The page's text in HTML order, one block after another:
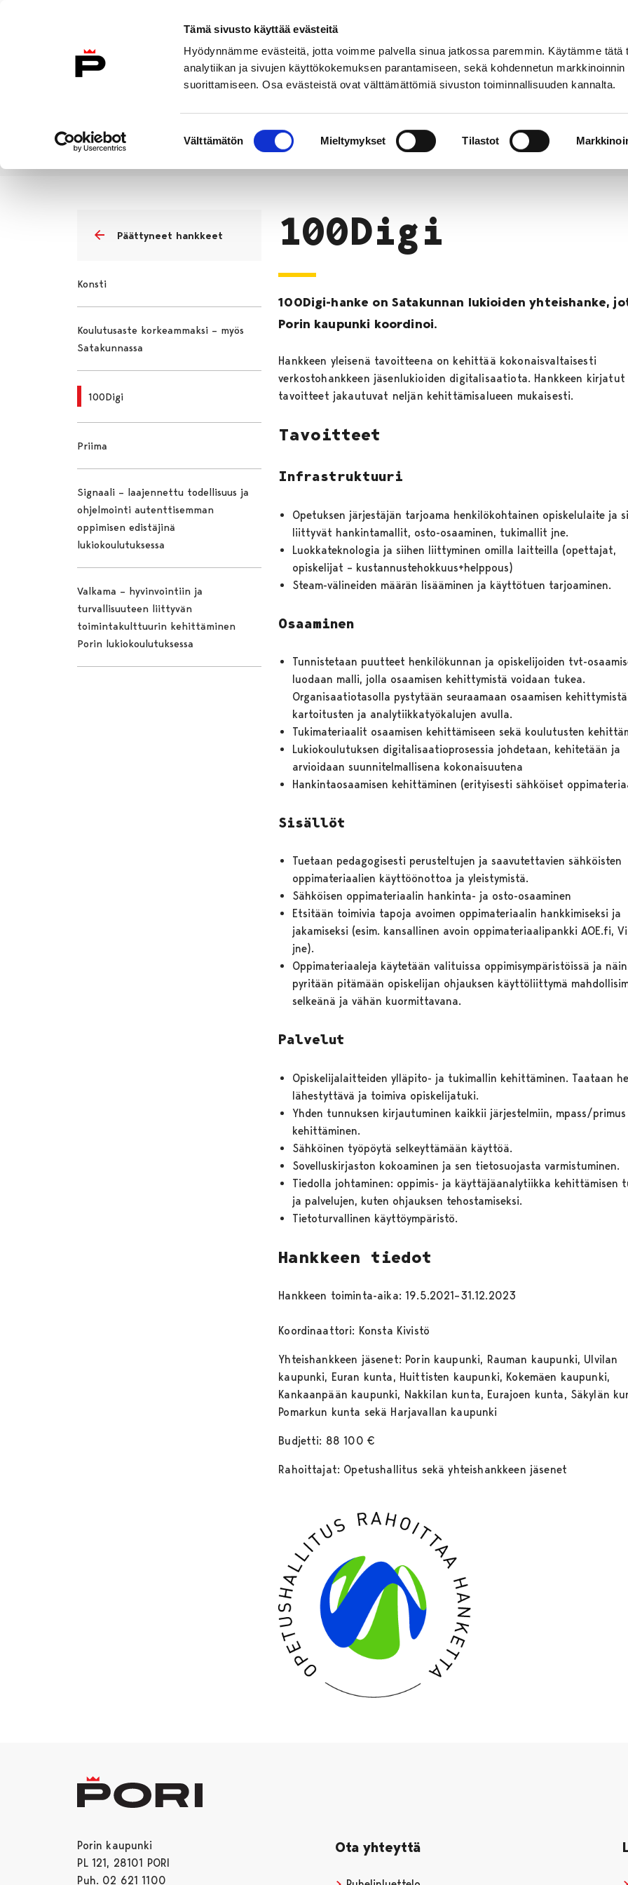
Tämä sivusto käyttää evästeitä
Hyödynnämme evästeitä, jotta voimme palvella sinua jatkossa paremmin. Käytämme tätä
analytiikan ja sivujen käyttökokemuksen parantamiseen, sekä kohdennetun markkinoinnin
suorittamiseen. Osa evästeistä ovat välttämättömiä sivuston toiminnallisuuden kannalta.
valinta
Välttämätön Mieltymykset Tilastot
Etusivulle
Etusivu
Päättyneet hankkeet
Konsti
Koulutusaste korkeammaksi – myös
Satakunnassa
100Digi
Priima
Signaali – laajennettu todellisuus ja
ohjelmointi autenttisemman
oppimisen edistäjinä
lukiokoulutuksessa
Valkama – hyvinvointiin ja
turvallisuuteen liittyvän
toimintakulttuurin kehittäminen
Porin lukiokoulutuksessa
100Digi
100Digi-hanke on Satakunnan lukioiden yhteishanke,
Porin kaupunki koordinoi.
Hankkeen yleisenä tavoitteena on kehittää kokonaisvaltaisesti
verkostohankkeen jäsenlukioiden digitalisaatiota. Hankkeen kirjatut
tavoitteet jakautuvat neljän kehittämisalueen mukaisesti.
Tavoitteet
Infrastruktuuri
Opetuksen järjestäjän tarjoama henkilökohtainen opiskelulaite ja
liittyvät hankintamallit, osto-osaaminen, tukimallit jne.
Luokkateknologia ja siihen liittyminen omilla laitteilla (opettajat,
opiskelijat – kustannustehokkuus+helppous)
Steam-välineiden määrän lisääminen ja käyttötuen tarjoaminen.
Osaaminen
Tunnistetaan puutteet henkilökunnan ja opiskelijoiden tvt-
luodaan malli, jolla osaamisen kehittymistä voidaan tukea.
Organisaatiotasolla pystytään seuraamaan osaamisen kehittymistä
kartoitusten ja analytiikkatyökalujen avulla.
Tukimateriaalit osaamisen kehittämiseen sekä koulutusten
Lukiokoulutuksen digitalisaatioprosessia johdetaan, kehitetään ja
arvioidaan suunnitelmallisena kokonaisuutena
Hankintaosaamisen kehittäminen (erityisesti sähköiset
Sisällöt
Tuetaan pedagogisesti perusteltujen ja saavutettavien sähköisten
oppimateriaalien käyttöönottoa ja yleistymistä.
Sähköisen oppimateriaalin hankinta- ja osto-osaaminen
Etsitään toimivia tapoja avoimen oppimateriaalin hankkimiseksi ja
jakamiseksi (esim. kansallinen avoin oppimateriaalipankki AOE.fi,
jne).
Oppimateriaaleja käytetään valituissa oppimisympäristöissä ja näin
pyritään pitämään opiskelijan ohjauksen käyttöliittymä
selkeänä ja vähän kuormittavana.
Palvelut
Opiskelijalaitteiden ylläpito- ja tukimallin kehittäminen. Taataan
lähestyttävä ja toimiva opiskelijatuki.
Yhden tunnuksen kirjautuminen kaikkii järjestelmiin, mpass/
kehittäminen.
Sähköinen työpöytä selkeyttämään käyttöä.
Sovelluskirjaston kokoaminen ja sen tietosuojasta varmistuminen.
Tiedolla johtaminen: oppimis- ja käyttäjäanalytiikka kehittämisen
ja palvelujen, kuten ohjauksen tehostamiseksi.
Tietoturvallinen käyttöympäristö.
Hankkeen tiedot
Hankkeen toiminta-aika: 19.5.2021–31.12.2023
Koordinaattori: Konsta Kivistö
Yhteishankkeen jäsenet: Porin kaupunki, Rauman kaupunki, Ulvilan
kaupunki, Euran kunta, Huittisten kaupunki, Kokemäen kaupunki,
Kankaanpään kaupunki, Nakkilan kunta, Eurajoen kunta, Säkylän
Pomarkun kunta sekä Harjavallan kaupunki
Budjetti: 88 100 €
Rahoittajat: Opetushallitus sekä yhteishankkeen jäsenet
Porin kaupunki
PL 121, 28101 PORI
Puh. 02 621 1100
Ota yhteyttä